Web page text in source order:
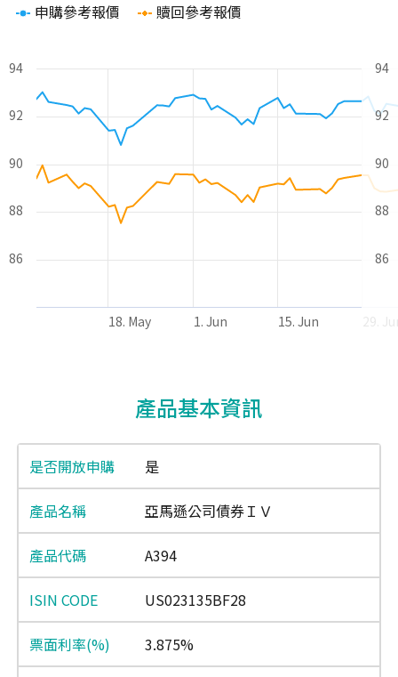
Line chart with 2 lines.
The chart has 2 Y axes displaying values and values.
申購參考報價 贖回參考報價
86
88
90
92
94
86
88
90
92
94
18. May 1. Jun 15. Jun
產品基本資訊
是
亞馬遜公司債券ＩＶ
A394
US023135BF28
3.875%